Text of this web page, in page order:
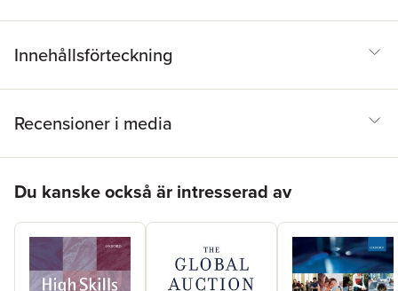
Innehållsförteckning
Recensioner i media
Du kanske också är intresserad av